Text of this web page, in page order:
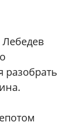
Лебедев
разобрать